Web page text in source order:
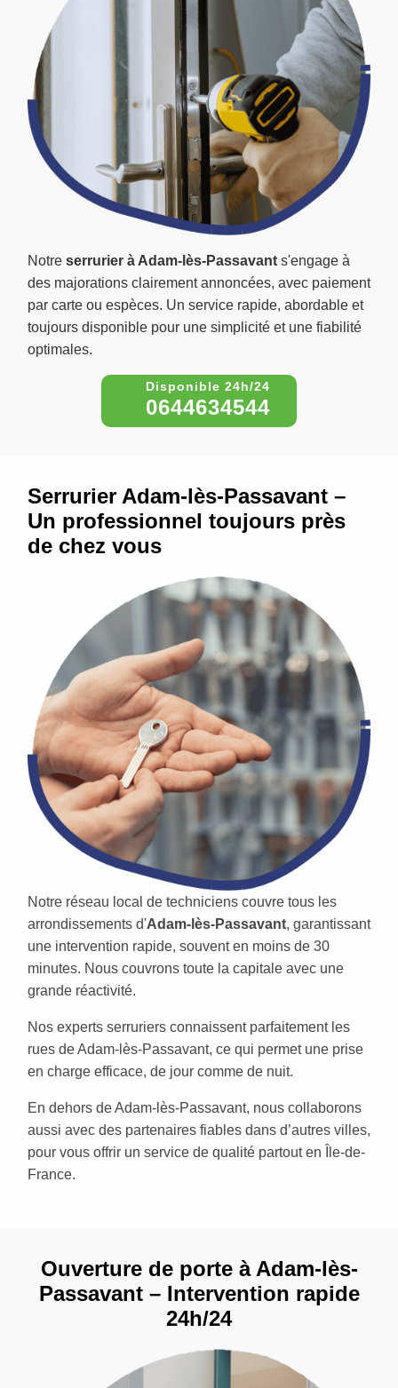
Notre serrurier à Adam-lès-Passavant s'engage à
des majorations clairement annoncées, avec paiement
par carte ou espèces. Un service rapide, abordable et
toujours disponible pour une simplicité et une fiabilité
optimales.
0644634544
Serrurier Adam-lès-Passavant –
Un professionnel toujours près
de chez vous
Notre réseau local de techniciens couvre tous les
arrondissements d'Adam-lès-Passavant, garantissant
une intervention rapide, souvent en moins de 30
minutes. Nous couvrons toute la capitale avec une
grande réactivité.
Nos experts serruriers connaissent parfaitement les
rues de Adam-lès-Passavant, ce qui permet une prise
en charge efficace, de jour comme de nuit.
En dehors de Adam-lès-Passavant, nous collaborons
aussi avec des partenaires fiables dans d’autres villes,
pour vous offrir un service de qualité partout en Île-de-
France.
Ouverture de porte à Adam-lès-
Passavant – Intervention rapide
24h/24